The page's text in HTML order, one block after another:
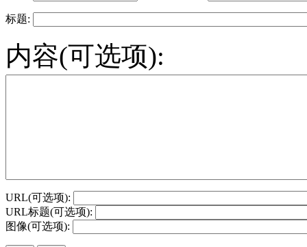
标题:
内容(可选项):
URL(可选项):
URL标题(可选项):
图像(可选项):